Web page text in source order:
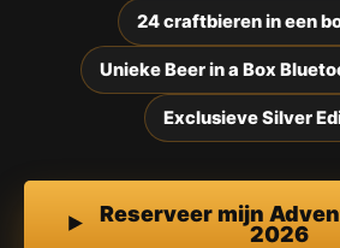
24 craftbieren in een
Unieke Beer in a Box
Exclusieve Silver
Reserveer mijn
2026